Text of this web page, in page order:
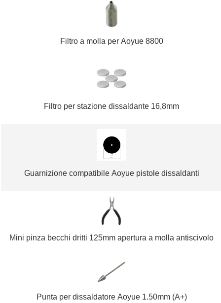
Filtro a molla per Aoyue 8800
Filtro per stazione dissaldante 16,8mm
Guarnizione compatibile Aoyue pistole dissaldanti
Mini pinza becchi dritti 125mm apertura a molla antiscivolo
Punta per dissaldatore Aoyue 1.50mm (A+)